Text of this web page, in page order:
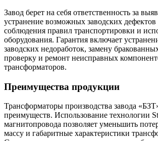
Завод берет на себя ответственность за
устранение возможных заводских
соблюдения правил транспортировки и
оборудования. Гарантия включает
заводских недоработок, замену
проверку и ремонт неисправных
трансформаторов.
Преимущества продукции
Трансформаторы производства завода
преимуществ. Использование технологии
магнитопровода позволяет уменьшить
массу и габаритные характеристики